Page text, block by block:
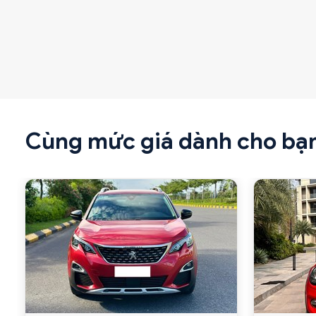
Cùng mức giá dành cho